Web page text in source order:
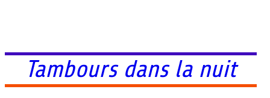
Tambours dans la nuit